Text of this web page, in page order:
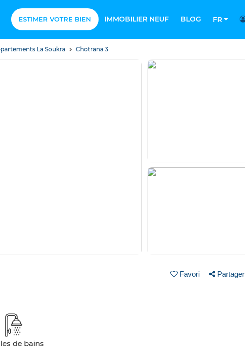
ESTIMER VOTRE BIEN IMMOBILIER NEUF BLOG FR
La Soukra Chotrana 3
Favori Partager
de bains